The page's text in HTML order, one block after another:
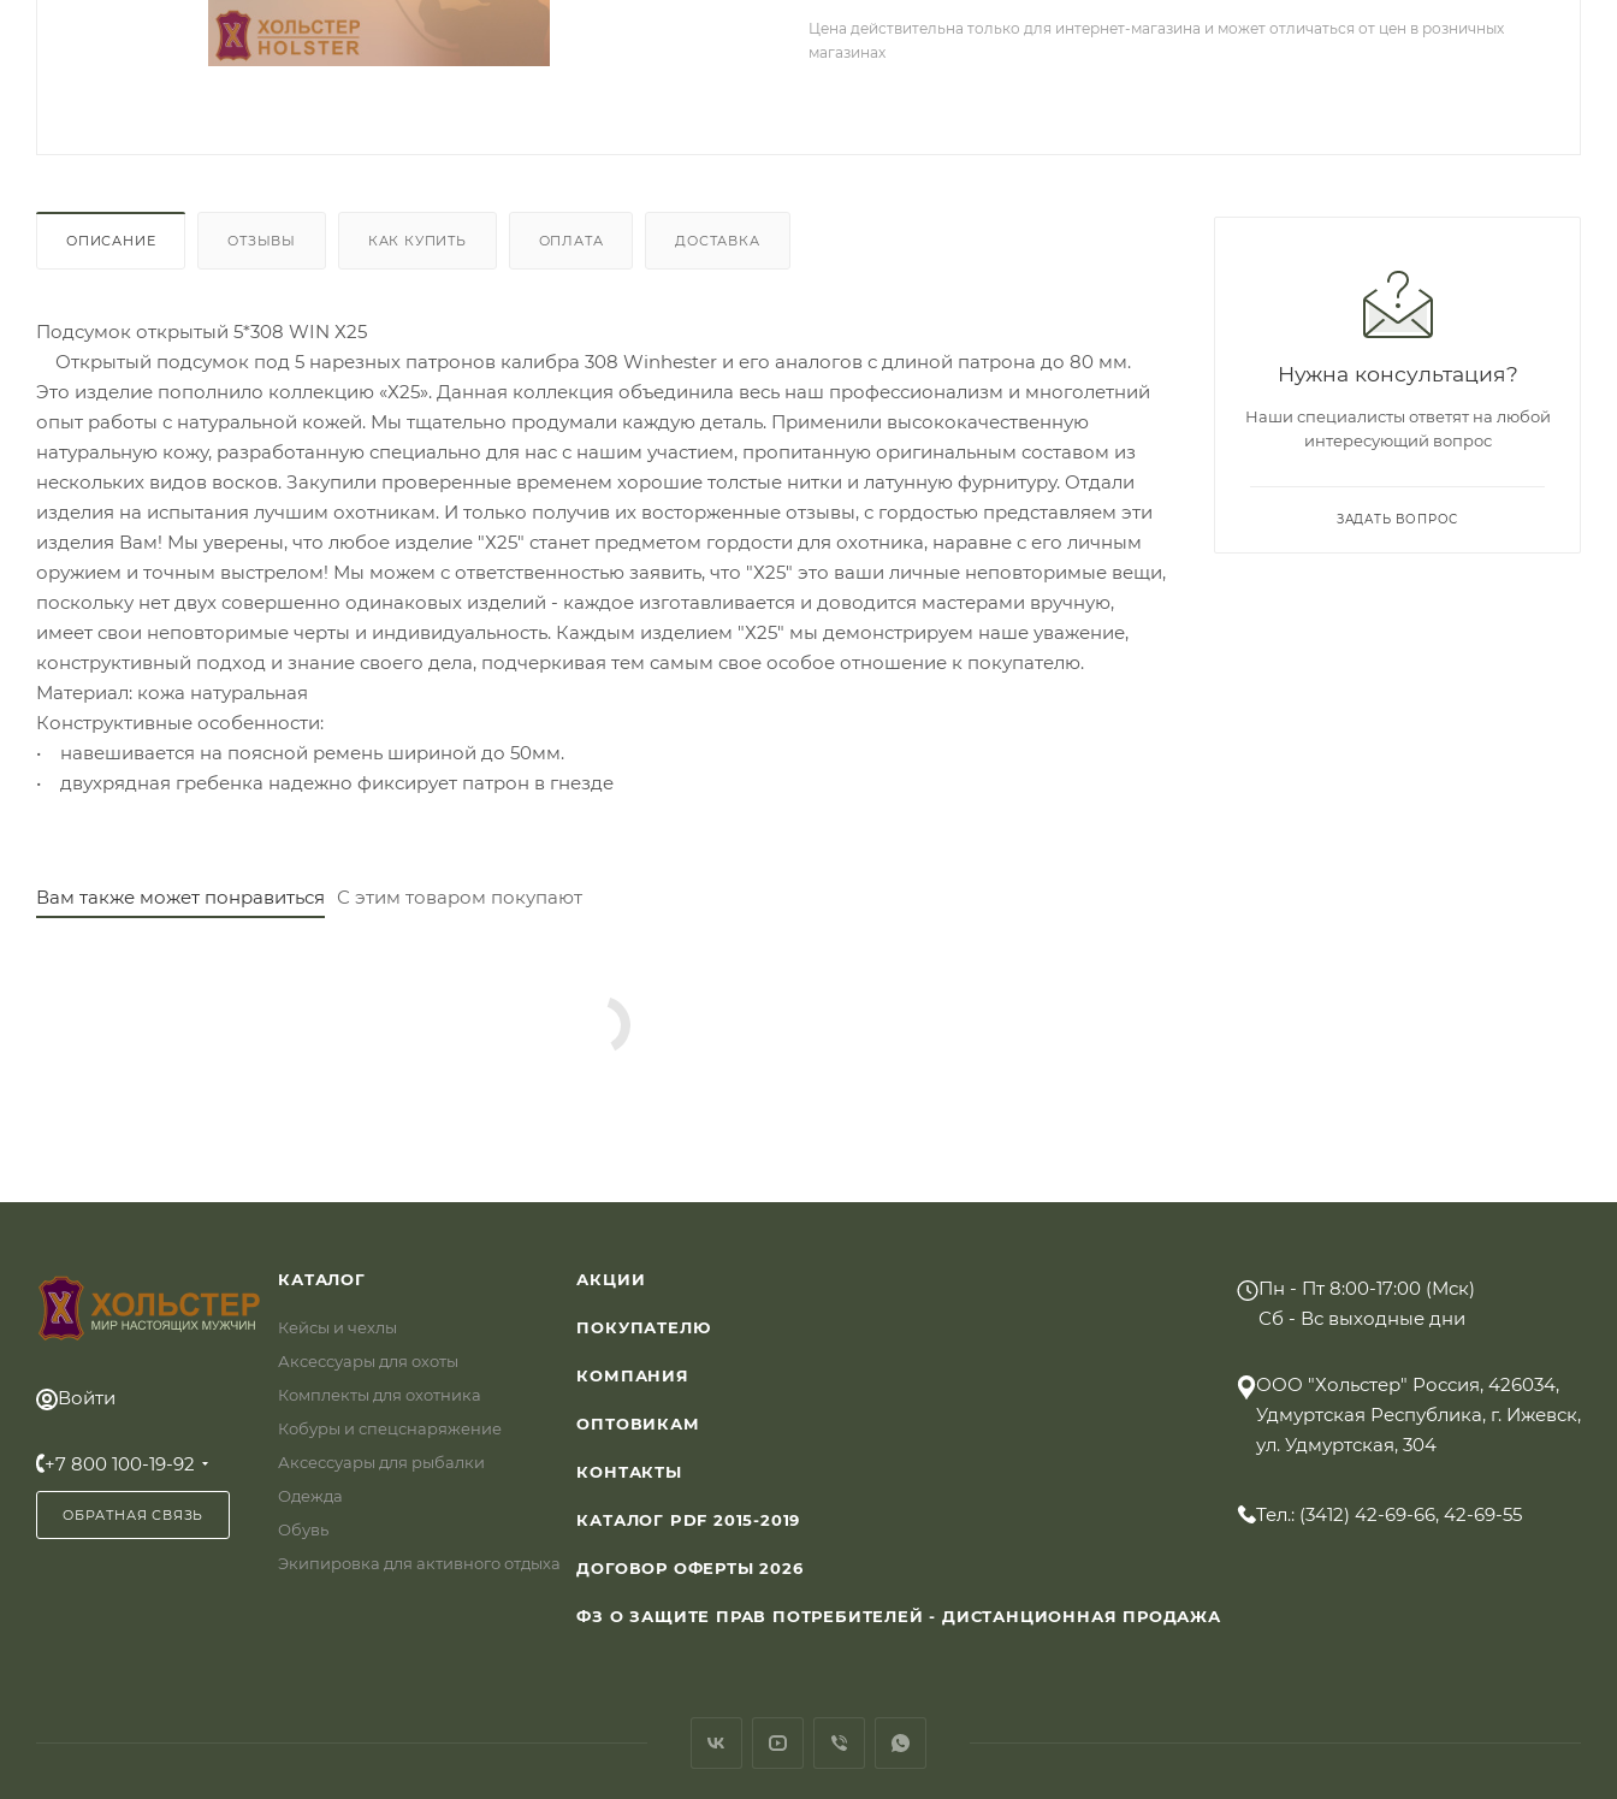
Цена действительна только для интернет-магазина и может отличаться от цен в розничных
магазинах
ОПИСАНИЕ ОТЗЫВЫ КАК КУПИТЬ ОПЛАТА ДОСТАВКА
Подсумок открытый 5*308 WIN Х25
Открытый подсумок под 5 нарезных патронов калибра 308 Winhester и его аналогов с длиной патрона до 80 мм.
Это изделие пополнило коллекцию «Х25». Данная коллекция объединила весь наш профессионализм и многолетний
опыт работы с натуральной кожей. Мы тщательно продумали каждую деталь. Применили высококачественную
натуральную кожу, разработанную специально для нас с нашим участием, пропитанную оригинальным составом из
нескольких видов восков. Закупили проверенные временем хорошие толстые нитки и латунную фурнитуру. Отдали
изделия на испытания лучшим охотникам. И только получив их восторженные отзывы, с гордостью представляем эти
изделия Вам! Мы уверены, что любое изделие "Х25" станет предметом гордости для охотника, наравне с его личным
оружием и точным выстрелом! Мы можем с ответственностью заявить, что "Х25" это ваши личные неповторимые вещи,
поскольку нет двух совершенно одинаковых изделий - каждое изготавливается и доводится мастерами вручную,
имеет свои неповторимые черты и индивидуальность. Каждым изделием "Х25" мы демонстрируем наше уважение,
конструктивный подход и знание своего дела, подчеркивая тем самым свое особое отношение к покупателю.
Материал: кожа натуральная
Конструктивные особенности:
• навешивается на поясной ремень шириной до 50мм.
• двухрядная гребенка надежно фиксирует патрон в гнезде
Вам также может понравиться С этим товаром покупают
Нужна консультация?
Наши специалисты ответят на любой
интересующий вопрос
ЗАДАТЬ ВОПРОС
Войти
+7 800 100-19-92
ОБРАТНАЯ СВЯЗЬ
КАТАЛОГ
Кейсы и чехлы
Аксессуары для охоты
Комплекты для охотника
Кобуры и спецснаряжение
Аксессуары для рыбалки
Одежда
Обувь
Экипировка для активного отдыха
АКЦИИ
ПОКУПАТЕЛЮ
КОМПАНИЯ
ОПТОВИКАМ
КОНТАКТЫ
КАТАЛОГ PDF 2015-2019
ДОГОВОР ОФЕРТЫ 2026
ФЗ О ЗАЩИТЕ ПРАВ ПОТРЕБИТЕЛЕЙ - ДИСТАНЦИОННАЯ ПРОДАЖА
Пн - Пт 8:00-17:00 (Мск)
Сб - Вс выходные дни
ООО "Хольстер" Россия, 426034,
Удмуртская Республика, г. Ижевск,
ул. Удмуртская, 304
Тел.: (3412) 42-69-66, 42-69-55